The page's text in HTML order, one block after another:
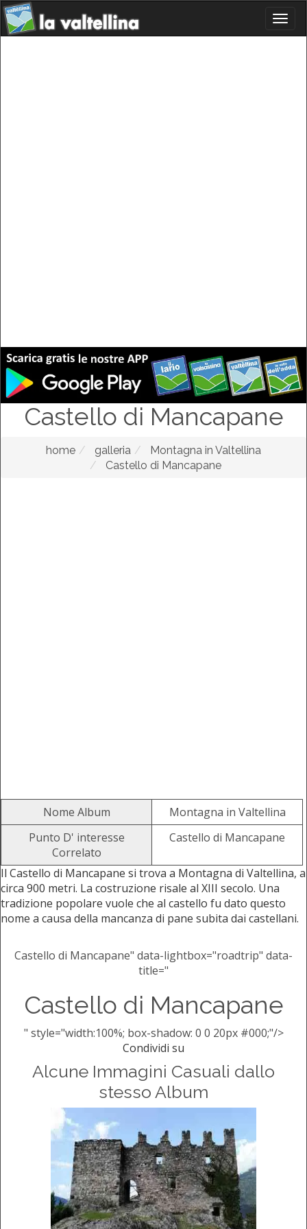
Castello di Mancapane
home galleria
Montagna in Valtellina
Castello di Mancapane
Nome Album
Montagna in Valtellina
Punto D' interesse
Correlato
Castello di Mancapane
Il Castello di Mancapane si trova a Montagna di Valtellina, a
circa 900 metri. La costruzione risale al XIII secolo. Una
tradizione popolare vuole che al castello fu dato questo
nome a causa della mancanza di pane subita dai castellani.
Castello di Mancapane" data-lightbox="roadtrip" data-
title="
Castello di Mancapane
" style="width:100%; box-shadow: 0 0 20px #000;"/>
Condividi su
Alcune Immagini Casuali dallo
stesso Album